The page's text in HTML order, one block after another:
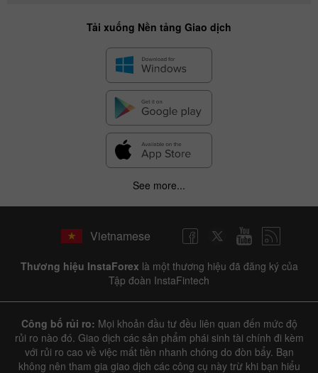
Tải xuống Nền tảng Giao dịch
See more...
Vietnamese
Thương hiệu InstaForex là một thương hiệu đã đăng ký của
Tập đoàn InstaFintech
Công bố rủi ro: Mọi khoản đầu tư đều liên quan đến mức độ
rủi ro nào đó. Giao dịch các sản phẩm phái sinh tài chính đi kèm
với rủi ro cao về việc mất tiền nhanh chóng do đòn bẩy. Bạn
không nên tham gia giao dịch các công cụ này trừ khi bạn hiểu